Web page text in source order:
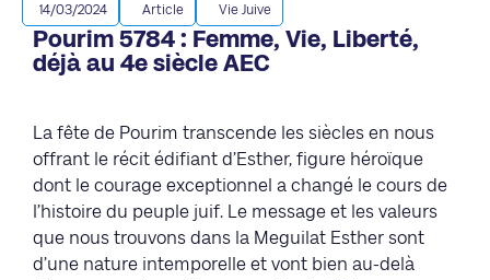
14/03/2024 Article Vie Juive
Pourim 5784 : Femme, Vie, Liberté,
déjà au 4e siècle AEC
La fête de Pourim transcende les siècles en nous
offrant le récit édifiant d’Esther, figure héroïque
dont le courage exceptionnel a changé le cours de
l’histoire du peuple juif. Le message et les valeurs
que nous trouvons dans la Meguilat Esther sont
d’une nature intemporelle et vont bien au-delà